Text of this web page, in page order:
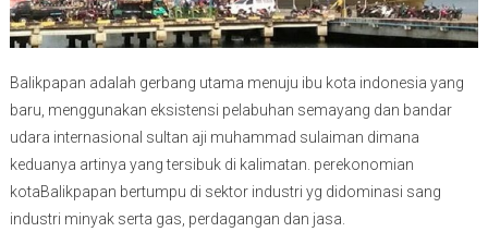
Balikpapan adalah gerbang utama menuju ibu kota indonesia yang
baru, menggunakan eksistensi pelabuhan semayang dan bandar
udara internasional sultan aji muhammad sulaiman dimana
keduanya artinya yang tersibuk di kalimatan. perekonomian
kotaBalikpapan bertumpu di sektor industri yg didominasi sang
industri minyak serta gas, perdagangan dan jasa.